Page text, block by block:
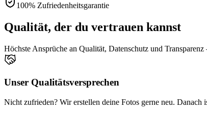
100% Zufriedenheitsgarantie
Qualität, der du vertrauen kannst
Höchste Ansprüche an Qualität, Datenschutz und
Unser Qualitätsversprechen
Nicht zufrieden? Wir erstellen deine Fotos gerne neu. Danach